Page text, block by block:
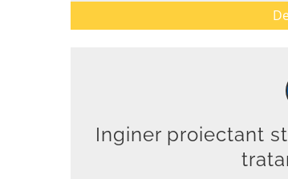
Inginer proiectant